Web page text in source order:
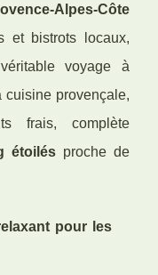
Alpes-Côte
et bistrots locaux,
voyage à
cuisine provençale,
frais, complète
étoilés proche de
pour les